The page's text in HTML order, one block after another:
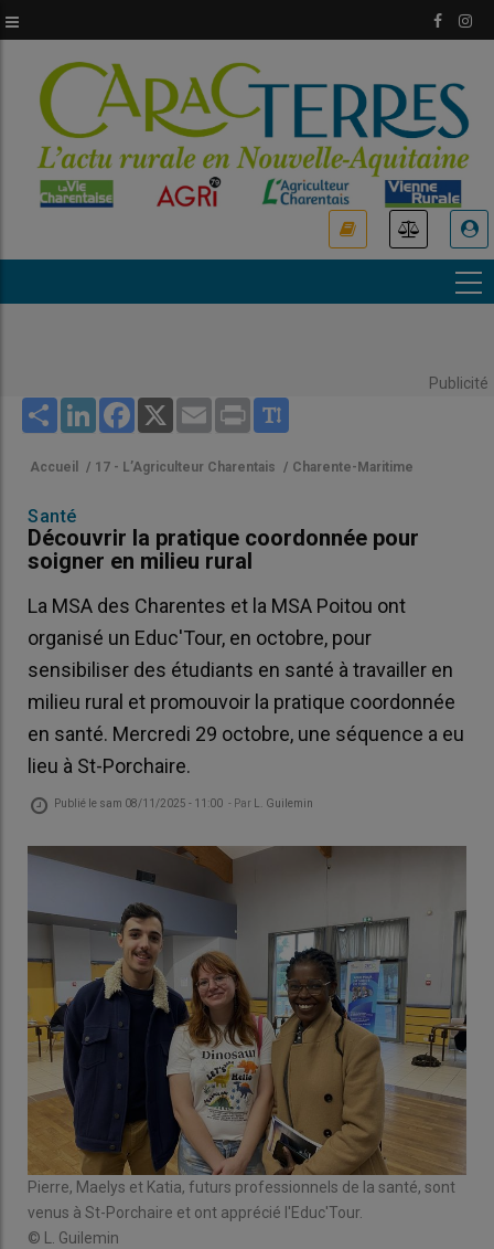
au
principal
Publicité
Share LinkedInFacebook
X Email Print
Accueil / 17 - L’Agriculteur Charentais / Charente-Maritime
Santé
Découvrir la pratique coordonnée pour
soigner en milieu rural
La MSA des Charentes et la MSA Poitou ont
organisé un Educ'Tour, en octobre, pour
sensibiliser des étudiants en santé à travailler en
milieu rural et promouvoir la pratique coordonnée
en santé. Mercredi 29 octobre, une séquence a eu
lieu à St-Porchaire.
Publié le sam 08/11/2025 - 11:00 - Par L. Guilemin
Pierre, Maelys et Katia, futurs professionnels de la santé, sont
venus à St-Porchaire et ont apprécié l'Educ'Tour.
© L. Guilemin